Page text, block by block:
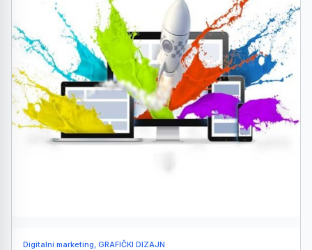
Digitalni marketing, GRAFIČKI DIZAJN